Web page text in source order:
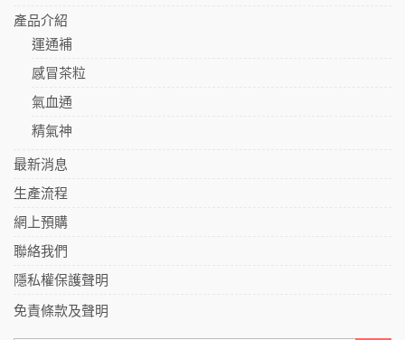
產品介紹
運通補
感冒茶粒
氣血通
精氣神
最新消息
生產流程
網上預購
聯絡我們
隱私權保護聲明
免責條款及聲明